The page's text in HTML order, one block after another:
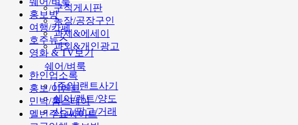
구직게시판
농장/공장구인
과제&에세이
과외&개인광고
쉐어/벼룩
[주의]랜트사기
쉐어/렌트/양도
사고/팔고/거래
홍보방
여행/카페
호주뉴스
영화 & TV보기
한인업소록
홍보/이벤트
민박/홈스테이
멜번주요싸이트